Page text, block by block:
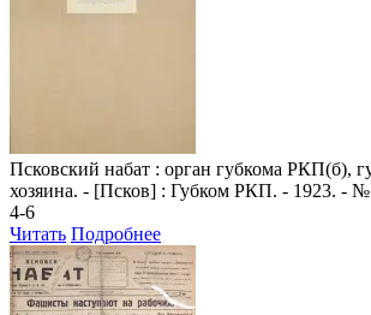
Псковский набат : орган губкома РКП(б),
хозяина. - [Псков] : Губком РКП. - 1923. -
4-6
Читать Подробнее